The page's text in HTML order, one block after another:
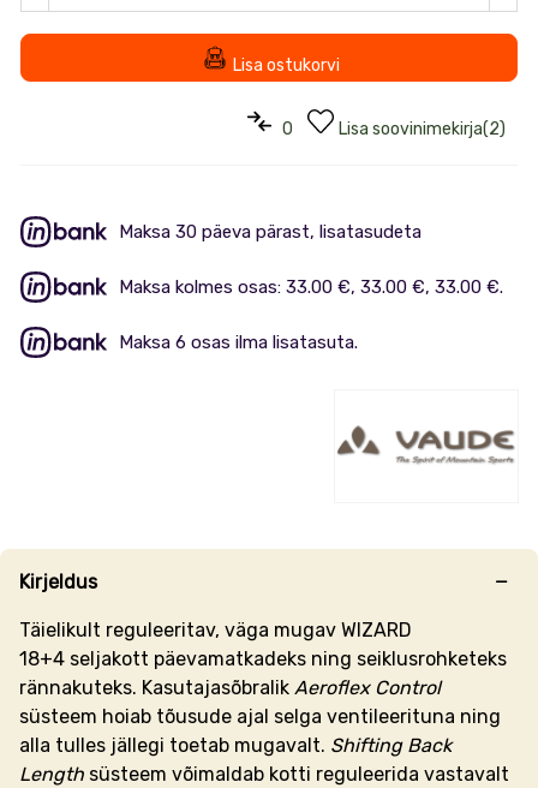
Lisa ostukorvi
0 Lisa soovinimekirja(2)
Maksa 30 päeva pärast, lisatasudeta
Maksa kolmes osas: 33.00 €, 33.00 €, 33.00 €.
Maksa 6 osas ilma lisatasuta.
Kirjeldus
Täielikult reguleeritav, väga mugav WIZARD
18+4 seljakott päevamatkadeks ning seiklusrohketeks
rännakuteks. Kasutajasõbralik Aeroflex Control
süsteem hoiab tõusude ajal selga ventileerituna ning
alla tulles jällegi toetab mugavalt. Shifting Back
Length süsteem võimaldab kotti reguleerida vastavalt